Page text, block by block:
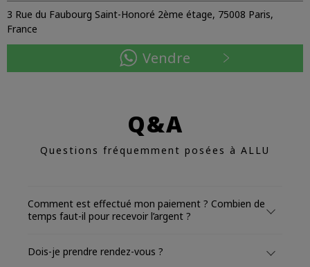
3 Rue du Faubourg Saint-Honoré 2ème étage, 75008 Paris,
France
Vendre
Q&A
Questions fréquemment posées à ALLU
Comment est effectué mon paiement ? Combien de
temps faut-il pour recevoir l’argent ?
Dois-je prendre rendez-vous ?